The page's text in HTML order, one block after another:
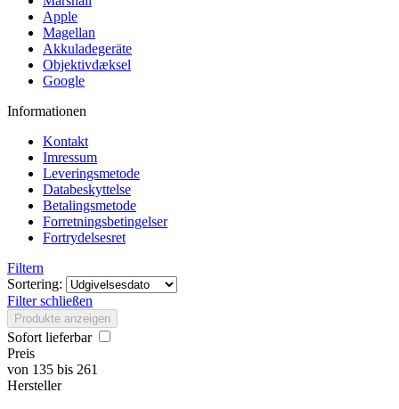
Apple
Magellan
Akkuladegeräte
Objektivdæksel
Google
Informationen
Kontakt
Imressum
Leveringsmetode
Databeskyttelse
Betalingsmetode
Forretningsbetingelser
Fortrydelsesret
Filtern
Sortering:
Filter schließen
Produkte anzeigen
Sofort lieferbar
Preis
von 135 bis 261
Hersteller